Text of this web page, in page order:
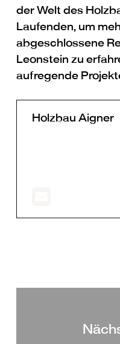
der Welt des
Laufenden, um
abgeschlossene
Leonstein zu
aufregende
Holzbau Aigner